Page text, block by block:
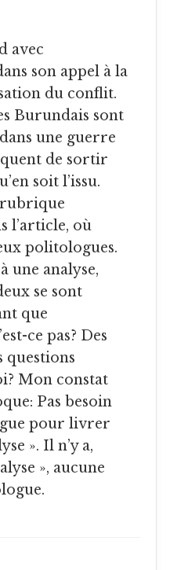
son appel à la
du conflit.
Burundais sont
une guerre
de sortir
soit l’issu.
l’article, où
politologues.
une analyse,
se sont
que
ce pas? Des
questions
Mon constat
Pas besoin
pour livrer
». Il n’y a,
», aucune